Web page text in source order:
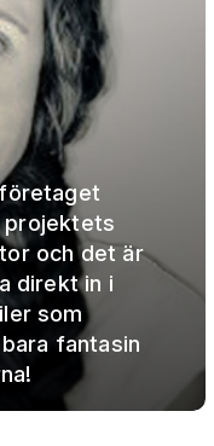
projektets
och det är
direkt in i
som
fantasin